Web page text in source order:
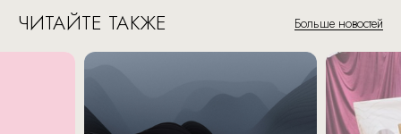
ЧИТАЙТЕ ТАКЖЕ Больше новостей